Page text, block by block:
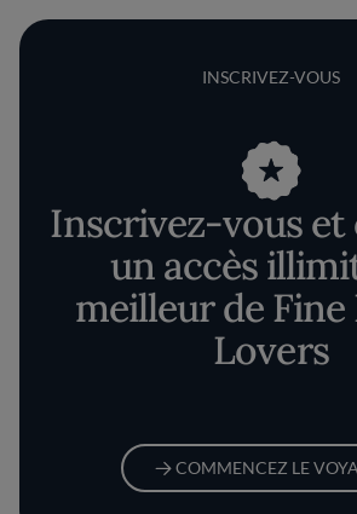
INSCRIVEZ-VOUS
Inscrivez-vous et
un accès
meilleur de
Lovers
COMMENCEZ LE